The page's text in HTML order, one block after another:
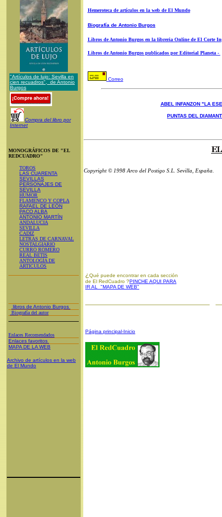
"Artículos de lujo: Sevilla en
cien recuadros", de Antonio
Burgos
Compra del libro por
Internet
MONOGRÁFICOS DE "EL
REDCUADRO"
TOROS
LAS CUARENTA
SEVILLAS
PERSONAJES DE
SEVILLA
HUMOR
FLAMENCO Y COPLA
RAFAEL DE LEÓN
PACO ALBA
ANTONIO MARTÍN
ANDALUCIA
SEVILLA
CADIZ
LETRAS DE CARNAVAL
NOSTALGIARIO
CURRO ROMERO
REAL BETIS
ANTOLOGÍA DE
ARTICULOS
libros de Antonio Burgos
Biografía del autor
Enlaces Recomendados
Enlaces favoritos
MAPA DE LA WEB
Archivo de artículos en la web
de El Mundo
Hemeroteca de artículos en la web de El Mundo
Biografía de Antonio Burgos
Libros de Antonio Burgos en la libreria Online de El Corte
Libros de Antonio Burgos publicados por Editorial Planeta -
Correo
ABEL INFANZON "LA
PUNTAS DEL
Copyright © 1998 Arco del Postigo S.L. Sevilla, España.
¿ Qué puede encontrar en cada sección
de El RedCuadro ?PINCHE AQUI PARA
IR AL "MAPA DE WEB"
Página principal-Inicio